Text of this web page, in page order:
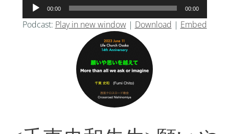
声
プ
00:00 00:00
Podcast: Play in new window| Download | Embed